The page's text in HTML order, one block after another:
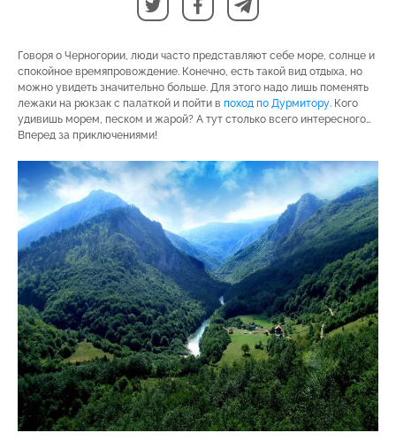
Говоря о Черногории, люди часто представляют себе море, солнце и
спокойное времяпровождение. Конечно, есть такой вид отдыха, но
можно увидеть значительно больше. Для этого надо лишь поменять
лежаки на рюкзак с палаткой и пойти в поход по Дурмитору. Кого
удивишь морем, песком и жарой? А тут столько всего интересного…
Вперед за приключениями!